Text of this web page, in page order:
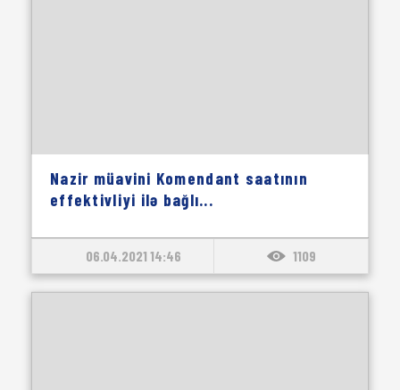
Nazir müavini Komendant saatının
effektivliyi ilə bağlı...
06.04.2021 14:46 1109